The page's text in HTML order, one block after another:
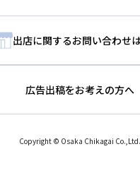
出店に関するお問い合わせ
広告出稿をお考えの方へ
Copyright © Osaka Chikagai Co.,Ltd.